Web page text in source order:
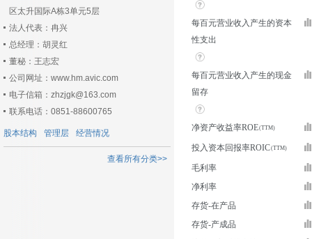
区太升国际A栋3单元5层
法人代表：冉兴
总经理：胡灵红
董秘：王志宏
公司网址：www.hm.avic.com
电子信箱：zhzjgk@163.com
联系电话：0851-88600765
股本结构 管理层 经营情况
查看所有分类>>
每百元营业收入产生的资本
性支出
每百元营业收入产生的现金
留存
净资产收益率ROE
投入资本回报率ROIC
毛利率
净利率
存货-在产品
存货-产成品